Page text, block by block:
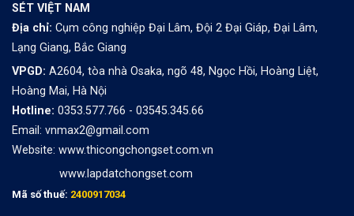
SÉT VIỆT NAM
Địa chỉ: Cụm công nghiệp Đại Lâm, Đội 2 Đại Giáp, Đại Lâm,
Lạng Giang, Bắc Giang
VPGD: A2604, tòa nhà Osaka, ngõ 48, Ngọc Hồi, Hoàng Liệt,
Hoàng Mai, Hà Nội
Hotline: 0353.577.766 - 03545.345.66
Email: vnmax2@gmail.com
Website: www.thicongchongset.com.vn
www.lapdatchongset.com
Mã số thuế: 2400917034